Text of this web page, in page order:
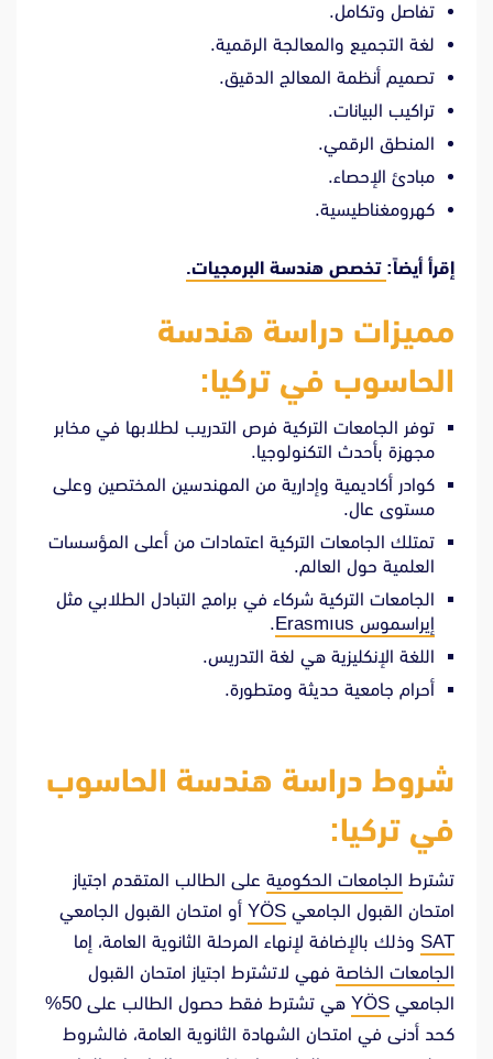
تفاصل وتكامل.
لغة التجميع والمعالجة الرقمية.
تصميم أنظمة المعالج الدقيق.
تراكيب البيانات.
المنطق الرقمي.
مبادئ الإحصاء.
كهرومغناطيسية.
إقرأ أيضاً: تخصص هندسة البرمجيات.
مميزات دراسة هندسة
الحاسوب في تركيا:
توفر الجامعات التركية فرص التدريب لطلابها في مخابر
مجهزة بأحدث التكنولوجيا.
كوادر أكاديمية وإدارية من المهندسين المختصين وعلى
مستوى عال.
تمتلك الجامعات التركية اعتمادات من أعلى المؤسسات
العلمية حول العالم.
الجامعات التركية شركاء في برامج التبادل الطلابي مثل
إيراسموس Erasmıus
.
اللغة الإنكليزية هي لغة التدريس.
أحرام جامعية حديثة ومتطورة.
شروط دراسة هندسة الحاسوب
في تركيا:
تشترط الجامعات الحكومية على الطالب المتقدم اجتياز
امتحان القبول الجامعي YÖS أو امتحان القبول الجامعي
SAT وذلك بالإضافة لإنهاء المرحلة الثانوية العامة، إما
الجامعات الخاصة فهي لاتشترط اجتياز امتحان القبول
الجامعي YÖS
هي تشترط فقط حصول الطالب على 50%
كحد أدنى في امتحان الشهادة الثانوية العامة، فالشروط